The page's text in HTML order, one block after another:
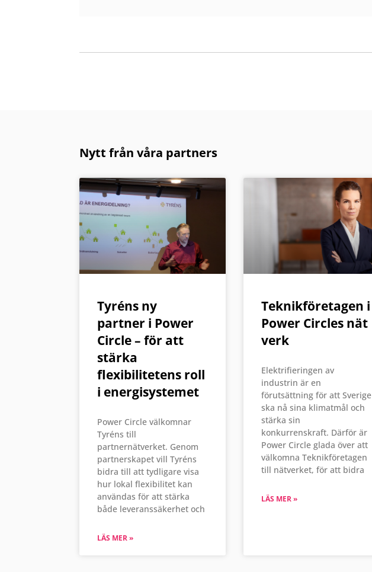
Nytt från våra partners
Tyréns ny
partner i Power
Circle – för att
stärka
flexibilitetens roll
i energisystemet
Power Circle välkomnar
Tyréns till
partnernätverket. Genom
partnerskapet vill Tyréns
bidra till att tydligare visa
hur lokal flexibilitet kan
användas för att stärka
både leveranssäkerhet och
LÄS MER »
Teknikföretagen i
Power Circles nät
verk
Elektrifieringen av
industrin är en
förutsättning för att Sverige
ska nå sina klimatmål och
stärka sin
konkurrenskraft. Därför är
Power Circle glada över att
välkomna Teknikföretagen
till nätverket, för att bidra
LÄS MER »